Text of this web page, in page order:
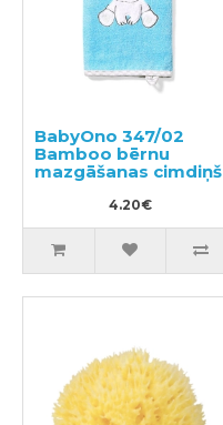
BabyOno 347/02
Bamboo bērnu
mazgāšanas cimdiņš
4.20€